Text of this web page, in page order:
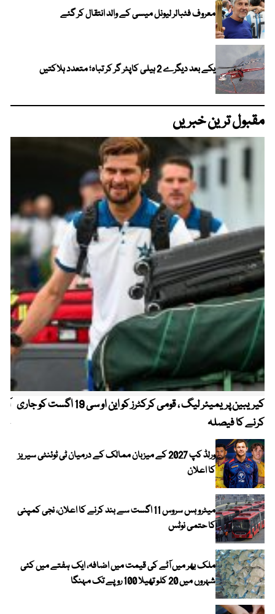
معروف فٹبالر لیونل میسی کے والد انتقال کر گئے
یکے بعد دیگرے 2 ہیلی کاپٹر گر کر تباہ؛ متعدد ہلاکتیں
مقبول ترین خبریں
کیریبین پریمیئر لیگ ، قومی کرکٹرز کو این او سی 19 اگست کو جاری
کرنے کا فیصلہ
ورلڈ کپ 2027 کے میزبان ممالک کے درمیان ٹی ٹوئنٹی سیریز
کا اعلان
میٹرو بس سروس 11 اگست سے بند کرنے کا اعلان، نجی کمپنی
کا حتمی نوٹس
ملک بھر میں آٹے کی قیمت میں اضافہ، ایک ہفتے میں کئی
شہروں میں 20 کلو تھیلا 100 روپے تک مہنگا